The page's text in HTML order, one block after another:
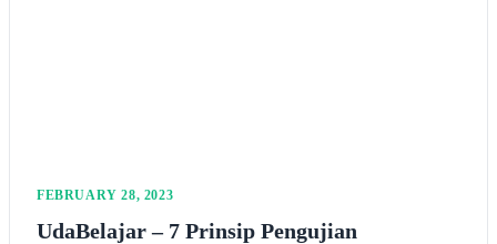
FEBRUARY 28, 2023
UdaBelajar – 7 Prinsip Pengujian